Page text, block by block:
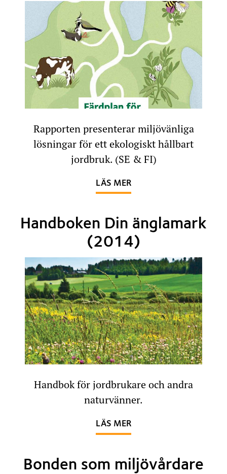
Rapporten presenterar miljövänliga
lösningar för ett ekologiskt hållbart
jordbruk. (SE & FI)
LÄS MEROM FÄRDPLAN FÖR
Handboken Din änglamark
(2014)
Handbok för jordbrukare och andra
naturvänner.
LÄS MEROM HANDBOKEN DIN
Bonden som miljövårdare